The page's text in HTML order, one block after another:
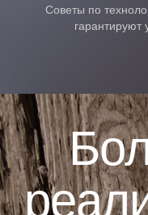
Советы по
гарантируют